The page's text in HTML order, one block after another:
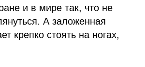
и в мире так, что не
А заложенная
крепко стоять на ногах,